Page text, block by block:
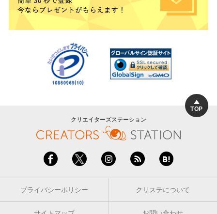
TOP
クリエイターズステーション
プライバシーポリシー クリステについて